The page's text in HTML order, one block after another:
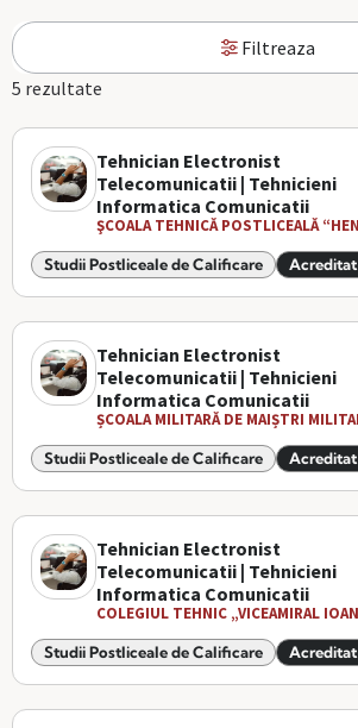
Filtreaza
5 rezultate
Tehnician Electronist
Telecomunicatii | Tehnicieni
Informatica Comunicatii
ŞCOALA TEHNICĂ POSTLICEALĂ
Studii Postliceale de Calificare
Tehnician Electronist
Telecomunicatii | Tehnicieni
Informatica Comunicatii
ȘCOALA MILITARĂ DE MAIȘTRI
Studii Postliceale de Calificare
Tehnician Electronist
Telecomunicatii | Tehnicieni
Informatica Comunicatii
COLEGIUL TEHNIC „VICEAMIRAL
Studii Postliceale de Calificare